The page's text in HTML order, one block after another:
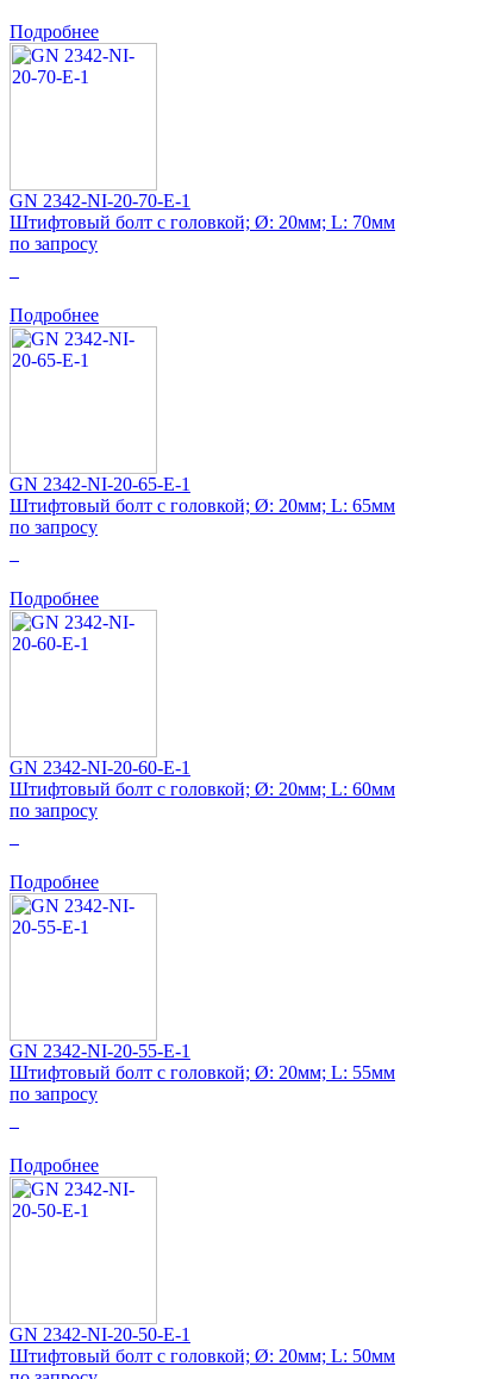
Подробнее
GN 2342-NI-20-70-E-1
Штифтовый болт с головкой; Ø: 20мм; L: 70мм
по запросу
Подробнее
GN 2342-NI-20-65-E-1
Штифтовый болт с головкой; Ø: 20мм; L: 65мм
по запросу
Подробнее
GN 2342-NI-20-60-E-1
Штифтовый болт с головкой; Ø: 20мм; L: 60мм
по запросу
Подробнее
GN 2342-NI-20-55-E-1
Штифтовый болт с головкой; Ø: 20мм; L: 55мм
по запросу
Подробнее
GN 2342-NI-20-50-E-1
Штифтовый болт с головкой; Ø: 20мм; L: 50мм